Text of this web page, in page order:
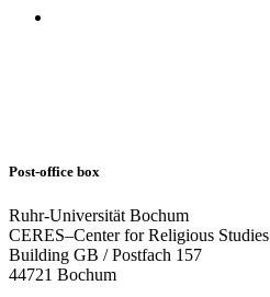
Post-office box
Ruhr-Universität Bochum
CERES–Center for Religious Studies
Building GB / Postfach 157
44721 Bochum